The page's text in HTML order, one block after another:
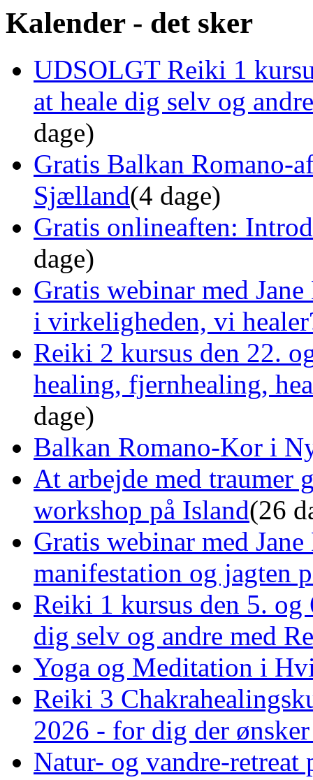
Kalender - det sker
UDSOLGT Reiki 1
at heale dig selv og
dage)
Gratis Balkan Romano-
Sjælland(4 dage)
Gratis onlineaften:
dage)
Gratis webinar med
i virkeligheden, vi
Reiki 2 kursus den 22.
healing, fjernhealing,
dage)
Balkan Romano-Kor i
At arbejde med traumer
workshop på Island(26
Gratis webinar med
manifestation og jagten
Reiki 1 kursus den 5.
dig selv og andre med
Yoga og Meditation i
Reiki 3
2026 - for dig der
Natur- og vandre-retreat